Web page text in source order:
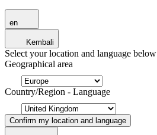
en
Kembali
Select your location and language below
Geographical area
Country/Region - Language
Confirm my location and language